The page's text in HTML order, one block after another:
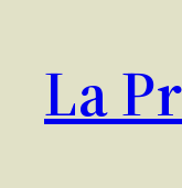
contenu
La